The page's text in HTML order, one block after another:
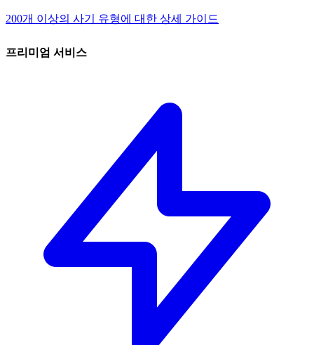
200개 이상의 사기 유형에 대한 상세 가이드
프리미엄 서비스